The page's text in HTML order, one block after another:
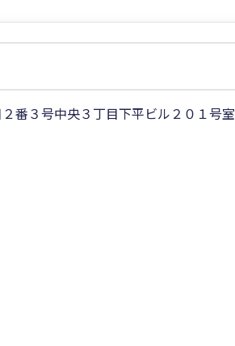
番３号中央３丁目下平ビル２０１号室